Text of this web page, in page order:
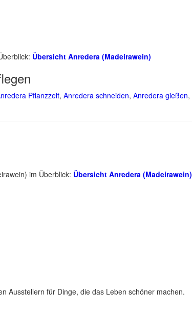
Übersicht Anredera (Madeirawein)
Pflanzzeit, Anredera schneiden, Anredera gießen,
im Überblick: Übersicht Anredera (Madeirawein)
Ausstellern für Dinge, die das Leben schöner machen.